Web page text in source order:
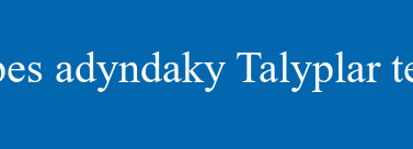
adyndaky Talyplar